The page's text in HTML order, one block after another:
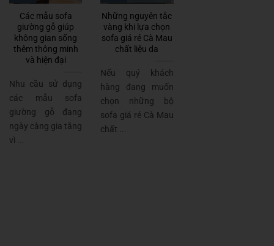
Các mẫu sofa
giường gỗ giúp
không gian sống
thêm thông minh
và hiện đại
Nhu cầu sử dụng
các mẫu sofa
giường gỗ đang
ngày càng gia tăng
vì ...
Những nguyên tắc
vàng khi lựa chọn
sofa giá rẻ Cà Mau
chất liệu da
Nếu quý khách
hàng đang muốn
chọn những bộ
sofa giá rẻ Cà Mau
chất ...